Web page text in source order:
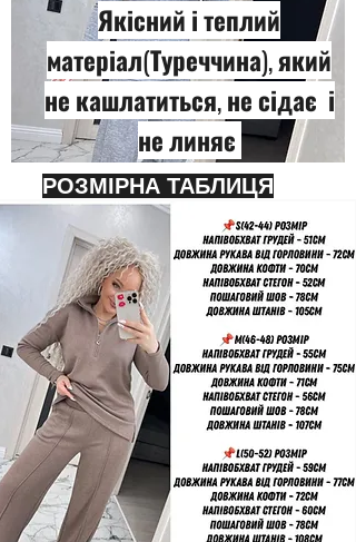
Якісний і теплий
матеріал(Туреччина), який
не кашлатиться, не сідає і
не линяє
РОЗМІРНА ТАБЛИЦЯ